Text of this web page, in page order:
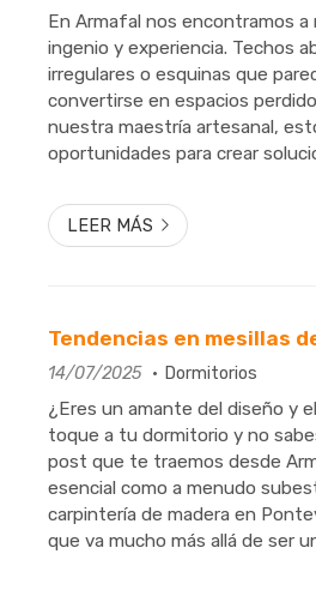
En Armafal nos encontramos
ingenio y experiencia. Techos
irregulares o esquinas que
convertirse en espacios
nuestra maestría artesanal,
oportunidades para crear
encajan; es hora de...
LEER MÁS
Tendencias en mesillas
14/07/2025 Dormitorios
¿Eres un amante del diseño y
toque a tu dormitorio y no
post que te traemos desde
esencial como a menudo
carpintería de madera en
que va mucho más allá de ser